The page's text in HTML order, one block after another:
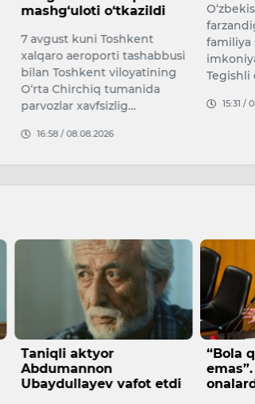
O‘zbekistonda ota-onalarga
familiya sifatida berish
imkoniyati yaratiladi.
Tegishli qonun 8 avgu…
15:31 / 08.08.2026
7-
xizmat
fanlari
taniqli
09:26 /
“Bola qarash — ish
emas”. Avstriya kansleri
onalardan uzr so‘radi